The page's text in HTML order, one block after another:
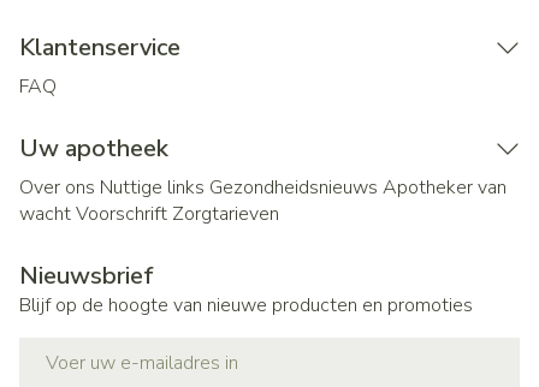
Klantenservice
FAQ
Uw apotheek
Over ons Nuttige links Gezondheidsnieuws Apotheker van
wachtVoorschrift Zorgtarieven
Nieuwsbrief
Blijf op de hoogte van nieuwe producten en promoties